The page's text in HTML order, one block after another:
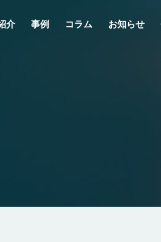
介 事例 コラム お知らせ